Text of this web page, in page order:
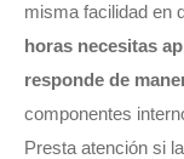
misma facilidad en
horas necesitas
responde de
componentes
Presta atención si